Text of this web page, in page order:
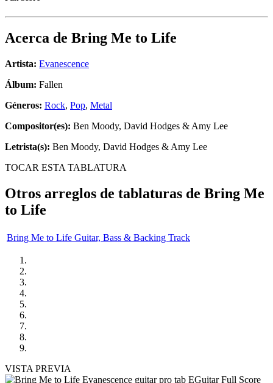
Acerca de Bring Me to Life
Artista: Evanescence
Álbum: Fallen
Géneros: Rock, Pop, Metal
Compositor(es): Ben Moody, David Hodges & Amy Lee
Letrista(s): Ben Moody, David Hodges & Amy Lee
TOCAR ESTA TABLATURA
Otros arreglos de tablaturas de Bring Me
to Life
Bring Me to Life Guitar, Bass & Backing Track
VISTA PREVIA